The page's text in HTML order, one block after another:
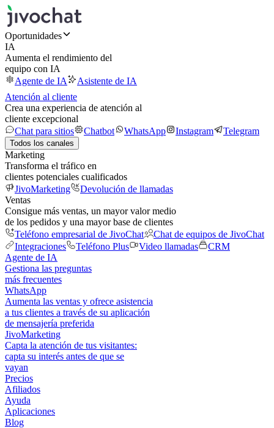
Oportunidades
IA
Aumenta el rendimiento del
equipo con IA
Agente de IA
Asistente de IA
Atención al cliente
Crea una experiencia de atención al
cliente excepcional
Chat para sitios
Chatbot WhatsApp Instagram Telegram
Todos los canales
Marketing
Transforma el tráfico en
clientes potenciales cualificados
JivoMarketing
Devolución de llamadas
Ventas
Consigue más ventas, un mayor valor medio
de los pedidos y una mayor base de clientes
Teléfono empresarial de JivoChat
Chat de equipos de JivoChat
Integraciones
Teléfono Plus Video llamadas
CRM
Agente de IA
Gestiona las preguntas
más frecuentes
WhatsApp
Aumenta las ventas y ofrece asistencia
a tus clientes a través de su aplicación
de mensajería preferida
JivoMarketing
Capta la atención de tus visitantes:
capta su interés antes de que se
vayan
Precios
Afiliados
Ayuda
Aplicaciones
Blog